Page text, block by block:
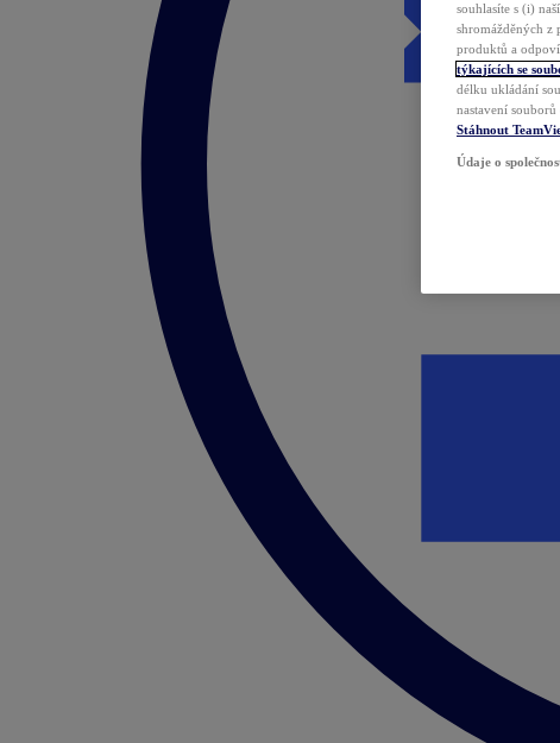
souhlasíte s (i)
shromážděných z
produktů a
týkajících se
délku ukládání
nastavení souborů
Stáhnout
Údaje o